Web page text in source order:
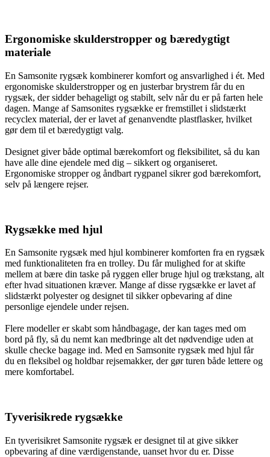
Ergonomiske skulderstropper og bæredygtigt
materiale
En Samsonite rygsæk kombinerer komfort og ansvarlighed i ét. Med
ergonomiske skulderstropper og en justerbar brystrem får du en
rygsæk, der sidder behageligt og stabilt, selv når du er på farten hele
dagen. Mange af Samsonites rygsække er fremstillet i slidstærkt
recyclex material, der er lavet af genanvendte plastflasker, hvilket
gør dem til et bæredygtigt valg.
Designet giver både optimal bærekomfort og fleksibilitet, så du kan
have alle dine ejendele med dig – sikkert og organiseret.
Ergonomiske stropper og åndbart rygpanel sikrer god bærekomfort,
selv på længere rejser.
Rygsække med hjul
En Samsonite rygsæk med hjul kombinerer komforten fra en rygsæk
med funktionaliteten fra en trolley. Du får mulighed for at skifte
mellem at bære din taske på ryggen eller bruge hjul og trækstang, alt
efter hvad situationen kræver. Mange af disse rygsække er lavet af
slidstærkt polyester og designet til sikker opbevaring af dine
personlige ejendele under rejsen.
Flere modeller er skabt som håndbagage, der kan tages med om
bord på fly, så du nemt kan medbringe alt det nødvendige uden at
skulle checke bagage ind. Med en Samsonite rygsæk med hjul får
du en fleksibel og holdbar rejsemakker, der gør turen både lettere og
mere komfortabel.
Tyverisikrede rygsække
En tyverisikret Samsonite rygsæk er designet til at give sikker
opbevaring af dine værdigenstande, uanset hvor du er. Disse